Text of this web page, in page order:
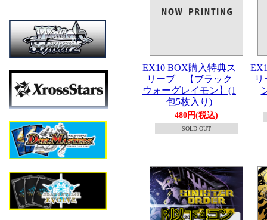
EX10 BOX購入特典ス
リーブ 【ブラック
ウォーグレイモン】(1
包5枚入り)
480円(税込)
SOLD OUT